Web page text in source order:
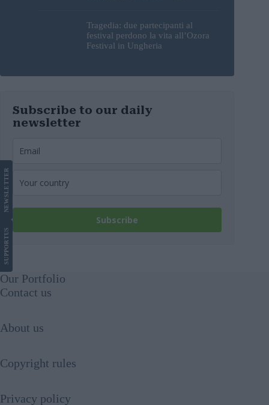
Tragedia: due partecipanti al
festival perdono la vita all’Ozora
Festival in Ungheria
Subscribe to our daily
newsletter
Subscribe
SUPPORT
US
NEWS
LETTER
Our Portfolio
Contact us
About us
Copyright rules
Privacy policy